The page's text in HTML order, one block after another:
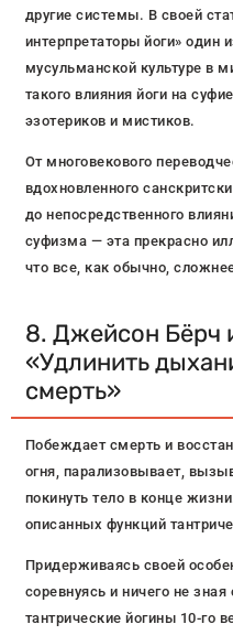
другие системы. В своей
интерпретаторы йоги» один
мусульманской культуре в
такого влияния йоги на
эзотериков и мистиков.
От многовекового
вдохновленного
до непосредственного
суфизма — эта прекрасно
что все, как обычно,
8. Джейсон Бёрч
«Удлинить
смерть»
Побеждает смерть и
огня, парализовывает,
покинуть тело в конце
описанных функций
Придерживаясь своей
соревнуясь и ничего не
тантрические йогины 10-го